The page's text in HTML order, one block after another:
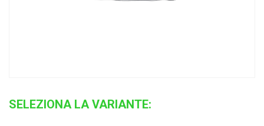
SELEZIONA LA VARIANTE: